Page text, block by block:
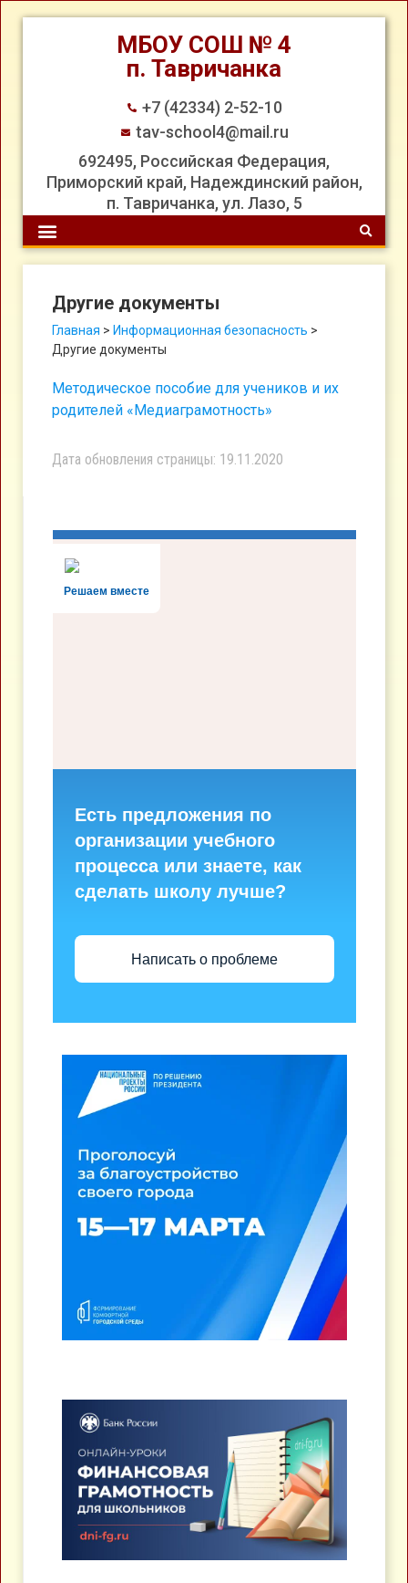
МБОУ СОШ № 4
п. Тавричанка
+7 (42334) 2-52-10
tav-school4@mail.ru
692495, Российская Федерация,
Приморский край, Надеждинский район,
п. Тавричанка, ул. Лазо, 5
Другие документы
Главная > Информационная безопасность >
Другие документы
Методическое пособие для учеников и их
родителей «Медиаграмотность»
Дата обновления страницы: 19.11.2020
Решаем вместе
Есть предложения по
организации учебного
процесса или знаете, как
сделать школу лучше?
Написать о проблеме